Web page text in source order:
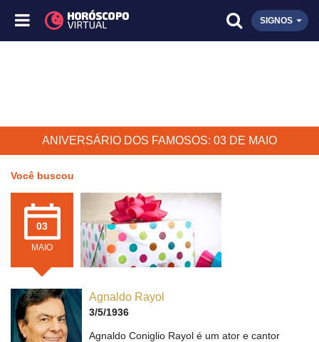
SIGNOS
ANIVERSÁRIO DOS FAMOSOS: 03 DE MAIO
Você buscou
03
MAIO
Agnaldo Rayol
3/5/1936
Agnaldo Coniglio Rayol é um ator e cantor